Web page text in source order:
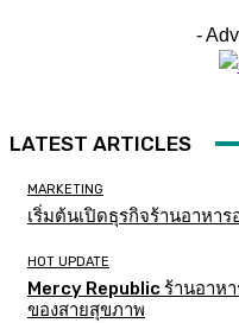
-
LATEST ARTICLES
MARKETING
เริ่มต้นเปิดธุรกิจร้านอาหา
HOT UPDATE
Mercy Republic ร้านอาห
ของสายสุขภาพ